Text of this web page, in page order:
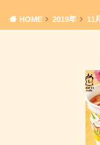
HOME 2019年 11月